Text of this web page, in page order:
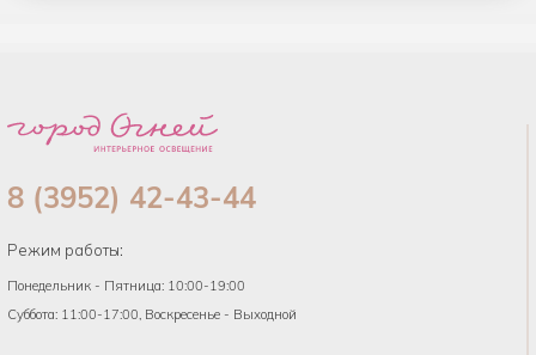
8 (3952) 42-43-44
Режим работы:
Понедельник - Пятница: 10:00-19:00
Суббота: 11:00-17:00, Воскресенье - Выходной